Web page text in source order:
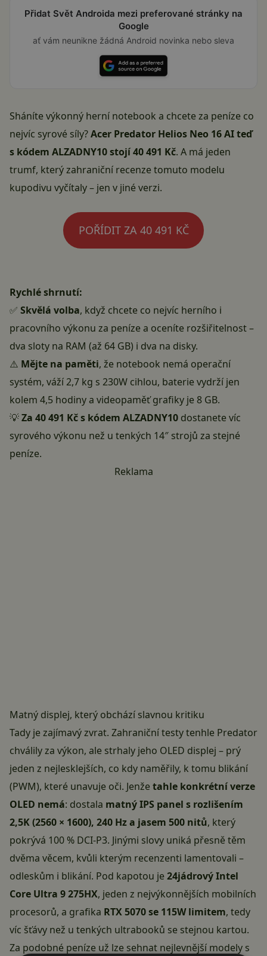
Přidat Svět Androida mezi preferované stránky na
Google
ať vám neunikne žádná Android novinka nebo sleva
Sháníte výkonný herní notebook a chcete za peníze co
nejvíc syrové síly?Acer Predator Helios Neo 16 AI teď
s kódem ALZADNY10 stojí 40 491 Kč. A má jeden
trumf, který zahraniční recenze tomuto modelu
kupodivu vyčítaly – jen v jiné verzi.
POŘÍDIT ZA 40 491 KČ
Rychlé shrnutí:
✅ Skvělá volba, když chcete co nejvíc herního i
pracovního výkonu za peníze a oceníte rozšiřitelnost –
dva sloty na RAM (až 64 GB) i dva na disky.
⚠️ Mějte na paměti, že notebook nemá operační
systém, váží 2,7 kg s 230W cihlou, baterie vydrží jen
kolem 4,5 hodiny a videopaměť grafiky je 8 GB.
💡Za 40 491 Kč s kódem ALZADNY10 dostanete víc
syrového výkonu než u tenkých 14″ strojů za stejné
peníze.
Reklama
Matný displej, který obchází slavnou kritiku
Tady je zajímavý zvrat. Zahraniční testy tenhle Predator
chválily za výkon, ale strhaly jeho OLED displej – prý
jeden z nejlesklejších, co kdy naměřily, k tomu blikání
(PWM), které unavuje oči. Jenžetahle konkrétní verze
OLED nemá: dostala matný IPS panel s rozlišením
2,5K (2560 × 1600), 240 Hz a jasem 500 nitů, který
pokrývá 100 % DCI-P3. Jinými slovy uniká přesně těm
dvěma věcem, kvůli kterým recenzenti lamentovali –
odleskům i blikání. Pod kapotou je24jádrový Intel
Core Ultra 9 275HX, jeden z nejvýkonnějších mobilních
procesorů, a grafika RTX 5070 se 115W limitem, tedy
víc šťávy než u tenkých ultrabooků se stejnou kartou.
Za podobné peníze už lze sehnat nejlevnější modely s